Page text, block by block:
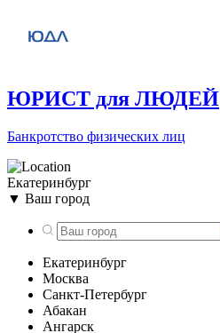
ЮРИСТ для ЛЮДЕЙ
Банкротство физических лиц
Екатеринбург
▼ Ваш город
Екатеринбург
Москва
Санкт-Петербург
Абакан
Ангарск